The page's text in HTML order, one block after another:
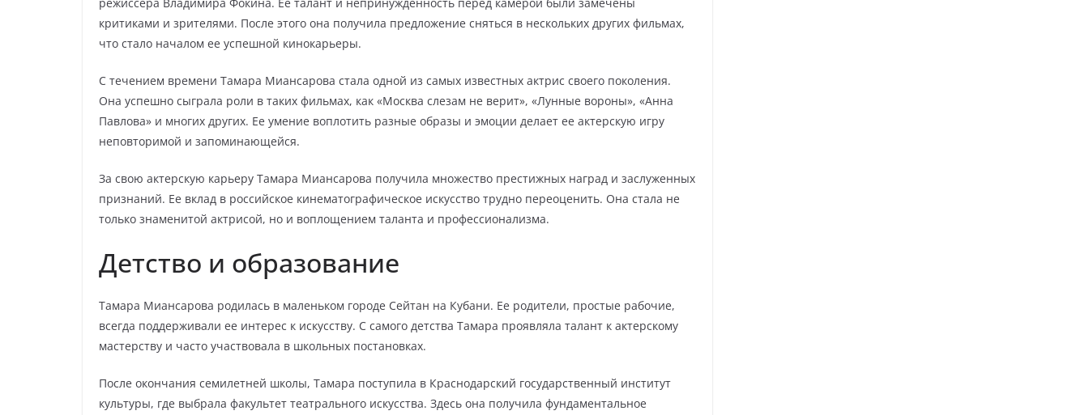
критиками и зрителями. После этого она получила предложение сняться в нескольких других фильмах,
что стало началом ее успешной кинокарьеры.
С течением времени Тамара Миансарова стала одной из самых известных актрис своего поколения.
Она успешно сыграла роли в таких фильмах, как «Москва слезам не верит», «Лунные вороны», «Анна
Павлова» и многих других. Ее умение воплотить разные образы и эмоции делает ее актерскую игру
неповторимой и запоминающейся.
За свою актерскую карьеру Тамара Миансарова получила множество престижных наград и заслуженных
признаний. Ее вклад в российское кинематографическое искусство трудно переоценить. Она стала не
только знаменитой актрисой, но и воплощением таланта и профессионализма.
Детство и образование
Тамара Миансарова родилась в маленьком городе Сейтан на Кубани. Ее родители, простые рабочие,
всегда поддерживали ее интерес к искусству. С самого детства Тамара проявляла талант к актерскому
мастерству и часто участвовала в школьных постановках.
После окончания семилетней школы, Тамара поступила в Краснодарский государственный институт
культуры, где выбрала факультет театрального искусства. Здесь она получила фундаментальное